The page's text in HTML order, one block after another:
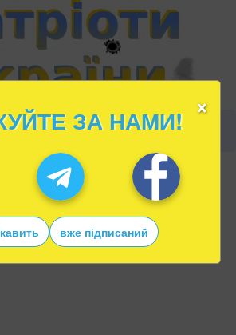
×
ЗА НАМИ!
вже підписаний